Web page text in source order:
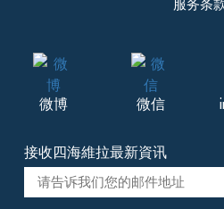
服务条
微博 微信
接收四海維拉最新資讯